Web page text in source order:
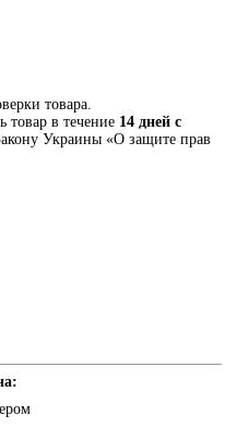
товара.
товар в течение 14 дней с
Украины «О защите прав